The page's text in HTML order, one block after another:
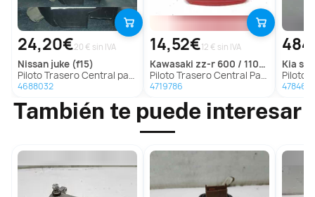
24,20€20 € sin IVA
nissan juke (f15)
Piloto Trasero Central para Nissan Juke (F15)
4688032
14,52€12 € sin IVA
kawasaki zz-r 600 / 1100 / 1200
Piloto Trasero Central Para Kawasaki Zz-R 600 / 1100 / 1200
4719786
kia
Piloto
También te puede interesar